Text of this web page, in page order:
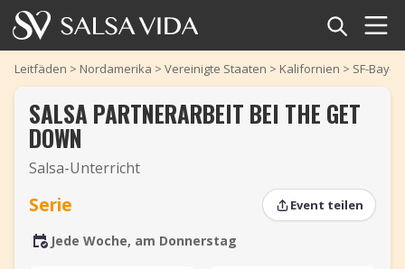
Startseite
Veranstaltungen
Artikel
Videos
Leitfäden > Nordamerika > Vereinigte Staaten > Kalifornien > SF-Bay-
›
›
SALSA PARTNERARBEIT BEI THE GET
DOWN
Salsa-Unterricht
Serie Event teilen
Jede Woche, am Donnerstag